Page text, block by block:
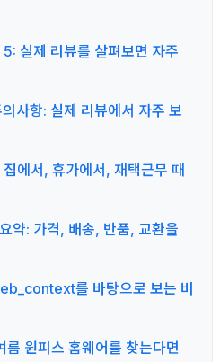
실제 리뷰를 살펴보면 자주
사항: 실제 리뷰에서 자주 보
에서, 휴가에서, 재택근무 때
약: 가격, 배송, 반품, 교환을
를 바탕으로 보는 비
름 원피스 홈웨어를 찾는다면